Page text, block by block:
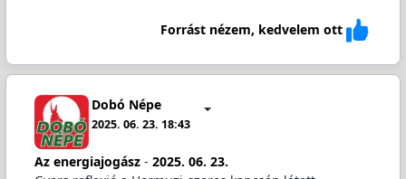
Forrást nézem, kedvelem ott
Dobó Népe
2025. 06. 23. 18:43
Az energiajogász- 2025. 06. 23.